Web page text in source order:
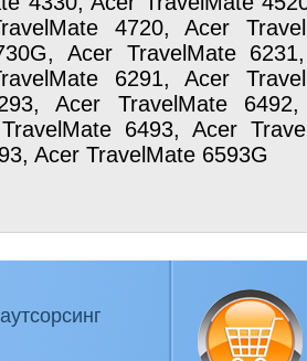
4720, Acer
Acer TravelMate
6291, Acer
Acer TravelMate
6493, Acer
Acer TravelMate 6593G